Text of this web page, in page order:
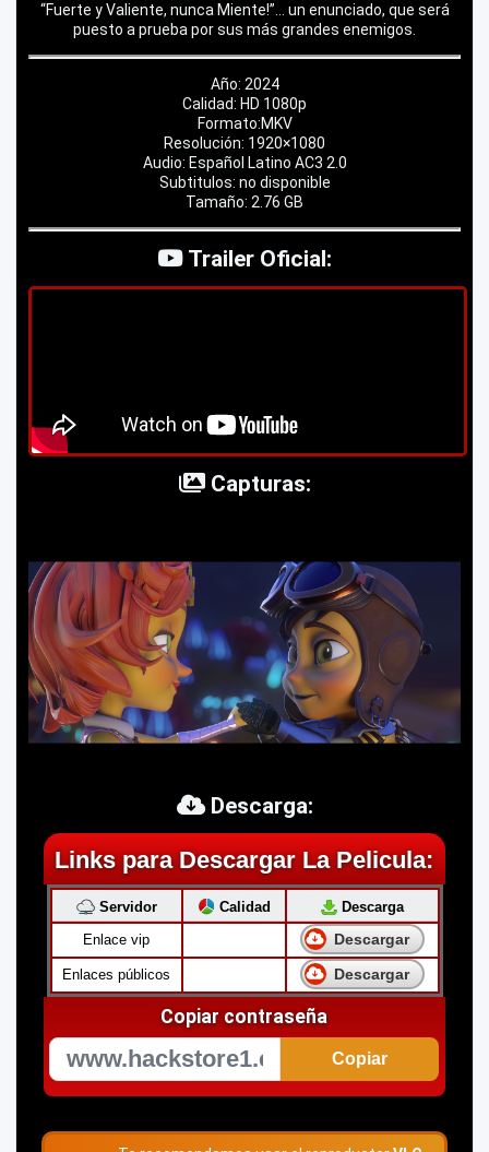
“Fuerte y Valiente, nunca Miente!”… un enunciado, que será
puesto a prueba por sus más grandes enemigos.
Año: 2024
Calidad: HD 1080p
Formato:MKV
Resolución: 1920×1080
Audio: Español Latino AC3 2.0
Subtitulos: no disponible
Tamaño: 2.76 GB
Trailer Oficial:
Capturas:
Descarga:
Links para Descargar La Pelicula:
Servidor Calidad
Descarga
Enlace vip
Descargar
Enlaces públicos Descargar
Copiar contraseña
Copiar